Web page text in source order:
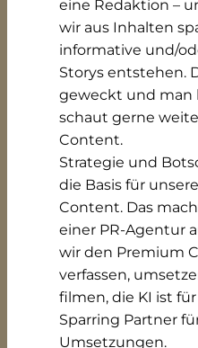
eine Redaktion –
wir aus Inhalten
informative und/
Storys entstehen.
geweckt und man
schaut gerne
Content.
Strategie und
die Basis für
Content. Das
einer PR-Agentur
wir den Premium
verfassen,
filmen, die KI ist
Sparring Partner
Umsetzungen.